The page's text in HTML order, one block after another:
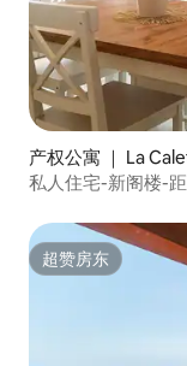
产权公寓 ｜ La
私人住宅-新阁楼-
超赞房东
超赞房东